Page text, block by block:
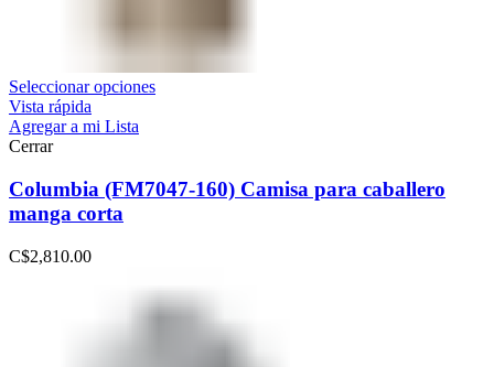
Seleccionar opciones
Vista rápida
Agregar a mi Lista
Cerrar
Columbia (FM7047-160) Camisa para caballero
manga corta
C$2,810.00